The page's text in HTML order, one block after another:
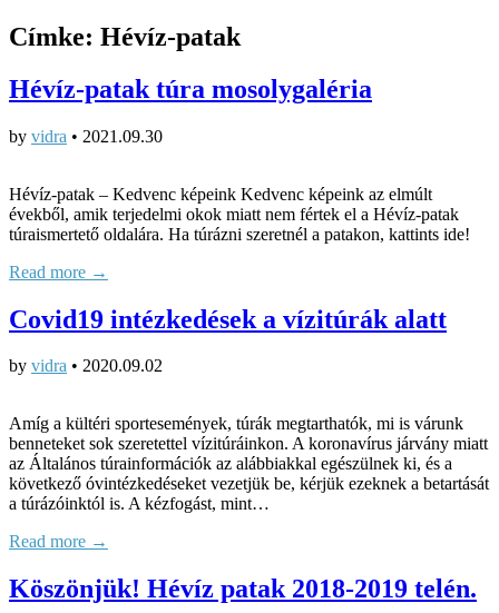
Címke: Hévíz-patak
Hévíz-patak túra mosolygaléria
by vidra • 2021.09.30
Hévíz-patak – Kedvenc képeink Kedvenc képeink az elmúlt
évekből, amik terjedelmi okok miatt nem fértek el a Hévíz-patak
túraismertető oldalára. Ha túrázni szeretnél a patakon, kattints ide!
Read more →
Covid19 intézkedések a vízitúrák alatt
by vidra • 2020.09.02
Amíg a kültéri sportesemények, túrák megtarthatók, mi is várunk
benneteket sok szeretettel vízitúráinkon. A koronavírus járvány miatt
az Általános túrainformációk az alábbiakkal egészülnek ki, és a
következő óvintézkedéseket vezetjük be, kérjük ezeknek a betartását
a túrázóinktól is. A kézfogást, mint…
Read more →
Köszönjük! Hévíz patak 2018-2019 telén.